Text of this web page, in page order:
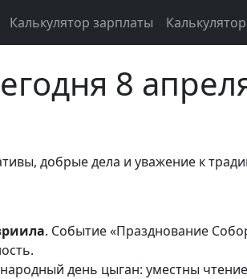
Калькулятор зарплаты
8
добрые дела и уважение к
. Событие «Празднование
день цыган: уместны